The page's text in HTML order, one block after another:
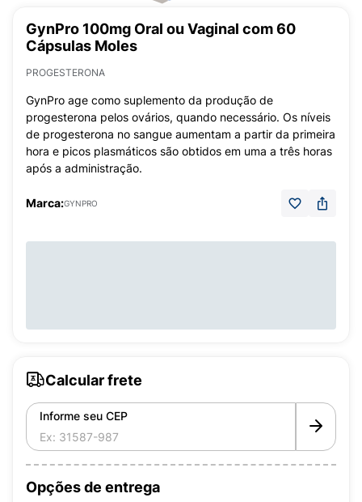
GynPro 100mg Oral ou Vaginal com 60
Cápsulas Moles
PROGESTERONA
GynPro age como suplemento da produção de
progesterona pelos ovários, quando necessário. Os níveis
de progesterona no sangue aumentam a partir da primeira
hora e picos plasmáticos são obtidos em uma a três horas
após a administração.
Marca:GYNPRO
Calcular frete
Informe seu CEP
Opções de entrega